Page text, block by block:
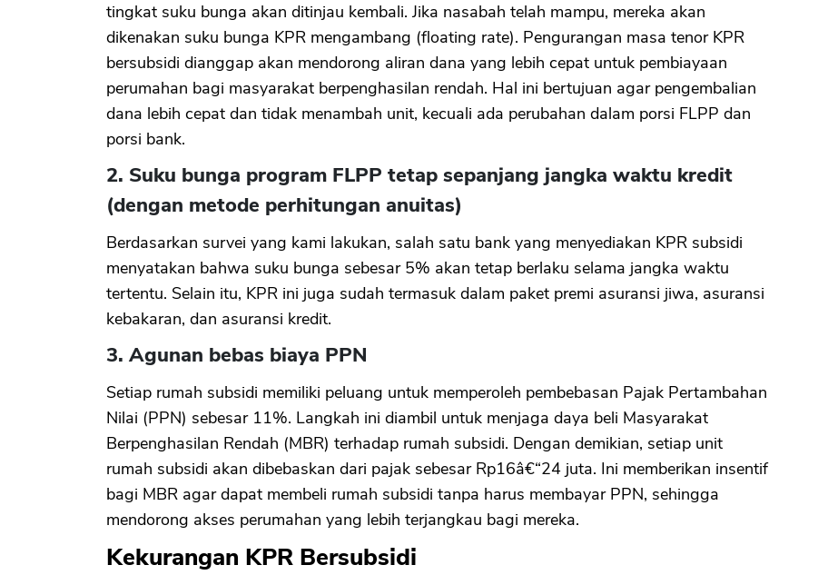
tingkat suku bunga akan ditinjau kembali. Jika nasabah telah mampu, mereka akan
dikenakan suku bunga KPR mengambang (floating rate). Pengurangan masa tenor KPR
bersubsidi dianggap akan mendorong aliran dana yang lebih cepat untuk pembiayaan
perumahan bagi masyarakat berpenghasilan rendah. Hal ini bertujuan agar pengembalian
dana lebih cepat dan tidak menambah unit, kecuali ada perubahan dalam porsi FLPP dan
porsi bank.
2. Suku bunga program FLPP tetap sepanjang jangka waktu kredit
(dengan metode perhitungan anuitas)
Berdasarkan survei yang kami lakukan, salah satu bank yang menyediakan KPR subsidi
menyatakan bahwa suku bunga sebesar 5% akan tetap berlaku selama jangka waktu
tertentu. Selain itu, KPR ini juga sudah termasuk dalam paket premi asuransi jiwa, asuransi
kebakaran, dan asuransi kredit.
3. Agunan bebas biaya PPN
Setiap rumah subsidi memiliki peluang untuk memperoleh pembebasan Pajak Pertambahan
Nilai (PPN) sebesar 11%. Langkah ini diambil untuk menjaga daya beli Masyarakat
Berpenghasilan Rendah (MBR) terhadap rumah subsidi. Dengan demikian, setiap unit
rumah subsidi akan dibebaskan dari pajak sebesar Rp16â€“24 juta. Ini memberikan insentif
bagi MBR agar dapat membeli rumah subsidi tanpa harus membayar PPN, sehingga
mendorong akses perumahan yang lebih terjangkau bagi mereka.
Kekurangan KPR Bersubsidi
OK
CANCEL